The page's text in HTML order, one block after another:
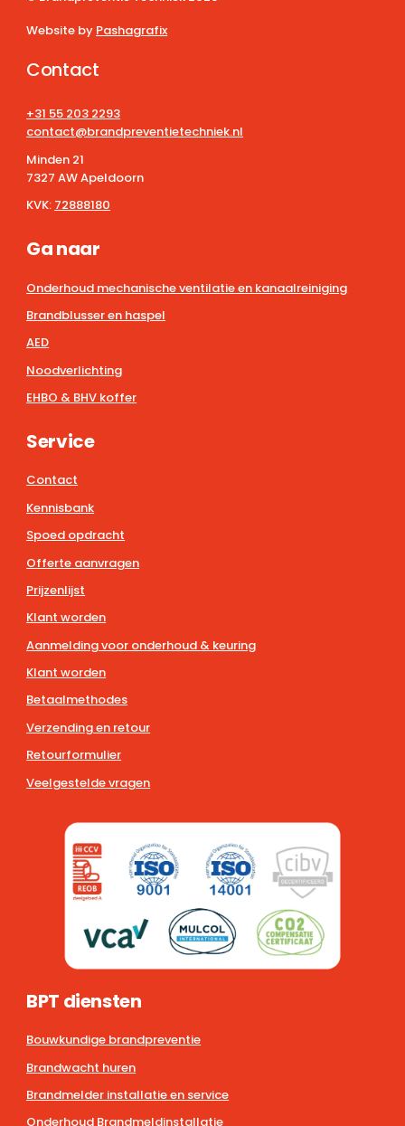
Website by Pashagrafix
Contact
+31 55 203 2293
contact@brandpreventietechniek.nl
Minden 21
7327 AW Apeldoorn
KVK: 72888180
Ga naar
Onderhoud mechanische ventilatie en kanaalreiniging
Brandblusser en haspel
AED
Noodverlichting
EHBO & BHV koffer
Service
Contact
Kennisbank
Spoed opdracht
Offerte aanvragen
Prijzenlijst
Klant worden
Aanmelding voor onderhoud & keuring
Klant worden
Betaalmethodes
Verzending en retour
Retourformulier
Veelgestelde vragen
BPT diensten
Bouwkundige brandpreventie
Brandwacht huren
Brandmelder installatie en service
Onderhoud Brandmeldinstallatie